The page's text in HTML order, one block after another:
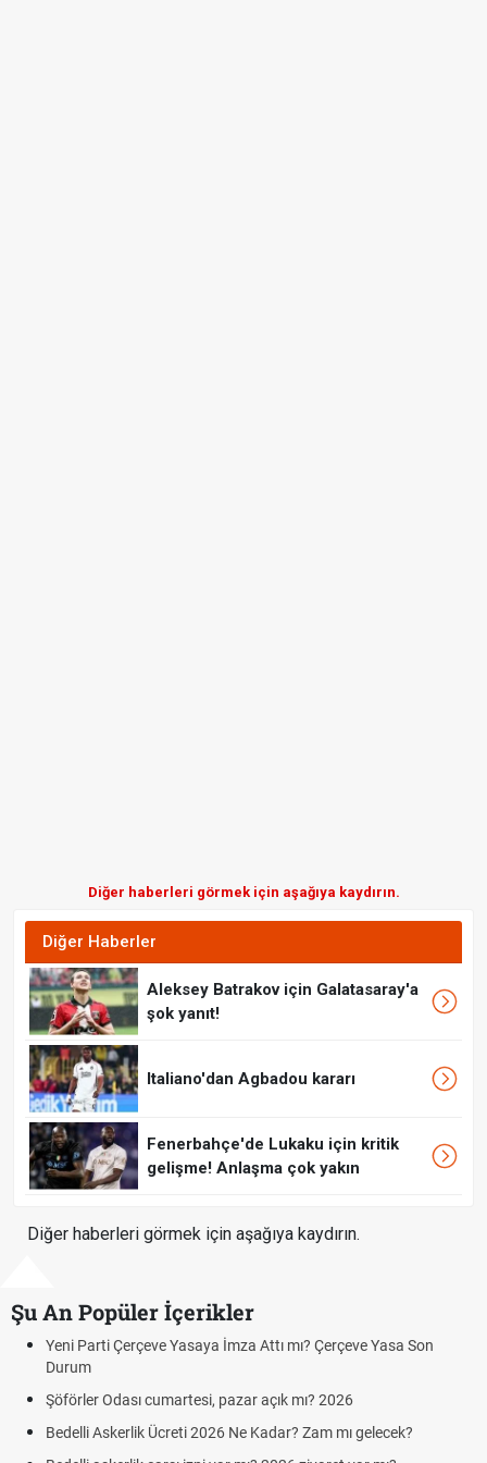
Diğer haberleri görmek için aşağıya kaydırın.
Diğer Haberler
Aleksey Batrakov için Galatasaray'a
şok yanıt!
Italiano'dan Agbadou kararı
Fenerbahçe'de Lukaku için kritik
gelişme! Anlaşma çok yakın
Diğer haberleri görmek için aşağıya kaydırın.
Şu An Popüler İçerikler
Parti Çerçeve Yasaya İmza Attı mı? Çerçeve Yasa Son
Odası cumartesi, pazar açık mı? 2026
Askerlik Ücreti 2026 Ne Kadar? Zam mı gelecek?